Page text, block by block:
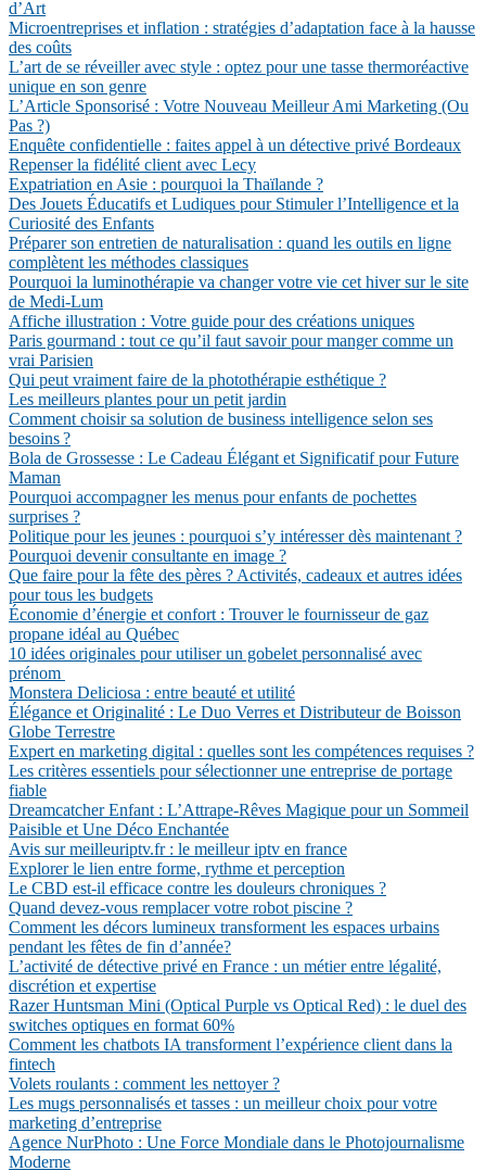
d’Art
Microentreprises et inflation : stratégies d’adaptation face à la hausse
des coûts
L’art de se réveiller avec style : optez pour une tasse thermoréactive
unique en son genre
L’Article Sponsorisé : Votre Nouveau Meilleur Ami Marketing (Ou
Pas ?)
Enquête confidentielle : faites appel à un détective privé Bordeaux
Repenser la fidélité client avec Lecy
Expatriation en Asie : pourquoi la Thaïlande ?
Des Jouets Éducatifs et Ludiques pour Stimuler l’Intelligence et la
Curiosité des Enfants
Préparer son entretien de naturalisation : quand les outils en ligne
complètent les méthodes classiques
Pourquoi la luminothérapie va changer votre vie cet hiver sur le site
de Medi-Lum
Affiche illustration : Votre guide pour des créations uniques
Paris gourmand : tout ce qu’il faut savoir pour manger comme un
vrai Parisien
Qui peut vraiment faire de la photothérapie esthétique ?
Les meilleurs plantes pour un petit jardin
Comment choisir sa solution de business intelligence selon ses
besoins ?
Bola de Grossesse : Le Cadeau Élégant et Significatif pour Future
Maman
Pourquoi accompagner les menus pour enfants de pochettes
surprises ?
Politique pour les jeunes : pourquoi s’y intéresser dès maintenant ?
Pourquoi devenir consultante en image ?
Que faire pour la fête des pères ? Activités, cadeaux et autres idées
pour tous les budgets
Économie d’énergie et confort : Trouver le fournisseur de gaz
propane idéal au Québec
10 idées originales pour utiliser un gobelet personnalisé avec
prénom
Monstera Deliciosa : entre beauté et utilité
Élégance et Originalité : Le Duo Verres et Distributeur de Boisson
Globe Terrestre
Expert en marketing digital : quelles sont les compétences requises ?
Les critères essentiels pour sélectionner une entreprise de portage
fiable
Dreamcatcher Enfant : L’Attrape-Rêves Magique pour un Sommeil
Paisible et Une Déco Enchantée
Avis sur meilleuriptv.fr : le meilleur iptv en france
Explorer le lien entre forme, rythme et perception
Le CBD est-il efficace contre les douleurs chroniques ?
Quand devez-vous remplacer votre robot piscine ?
Comment les décors lumineux transforment les espaces urbains
pendant les fêtes de fin d’année?
L’activité de détective privé en France : un métier entre légalité,
discrétion et expertise
Razer Huntsman Mini (Optical Purple vs Optical Red) : le duel des
switches optiques en format 60%
Comment les chatbots IA transforment l’expérience client dans la
fintech
Volets roulants : comment les nettoyer ?
Les mugs personnalisés et tasses : un meilleur choix pour votre
marketing d’entreprise
Agence NurPhoto : Une Force Mondiale dans le Photojournalisme
Moderne